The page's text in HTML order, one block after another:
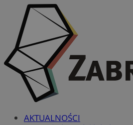
AKTUALNOŚCI